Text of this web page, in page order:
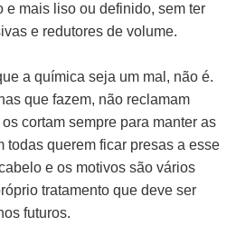
e mais liso ou definido, sem ter
e redutores de volume.
a química seja um mal, não é.
que fazem, não reclamam
cortam sempre para manter as
todas querem ficar presas a esse
e os motivos são vários
tratamento que deve ser
futuros.